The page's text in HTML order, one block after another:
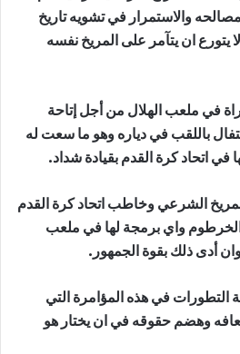
والاستمرار في تشويه تاريخ
ان يتآمر على المريخ نفسه
في ملعب الهلال من أجل إتاحة
باللقب في دياره وهو ما سعت له
في اتحاد كرة القدم بقيادة شداد.
الشرعي وخاطب اتحاد كرة القدم
الخرطوم واي برمجة لها في ملعب
أدى ذلك بقوة الجمهور.
في هذه المؤامرة التي
وهضم حقوقه في ان يختار هو